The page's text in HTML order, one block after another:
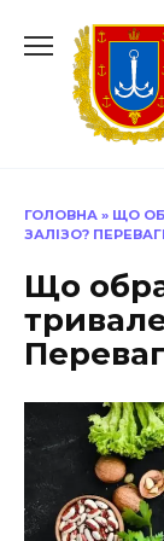
до
ГОЛОВНА » ЩО
ЗАЛІЗО?
Що